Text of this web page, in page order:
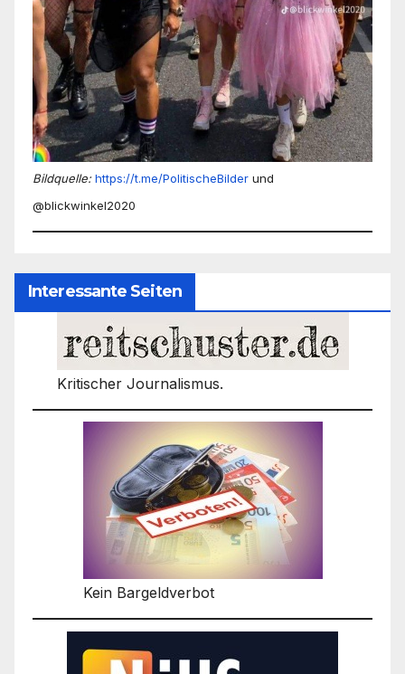
Bildquelle: https://t.me/PolitischeBilder und
@blickwinkel2020
Interessante Seiten
Kritischer Journalismus.
Kein Bargeldverbot